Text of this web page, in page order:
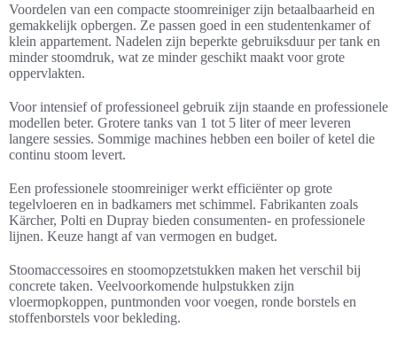
Voordelen van een compacte stoomreiniger zijn betaalbaarheid en
gemakkelijk opbergen. Ze passen goed in een studentenkamer of
klein appartement. Nadelen zijn beperkte gebruiksduur per tank en
minder stoomdruk, wat ze minder geschikt maakt voor grote
oppervlakten.
Voor intensief of professioneel gebruik zijn staande en professionele
modellen beter. Grotere tanks van 1 tot 5 liter of meer leveren
langere sessies. Sommige machines hebben een boiler of ketel die
continu stoom levert.
Een professionele stoomreiniger werkt efficiënter op grote
tegelvloeren en in badkamers met schimmel. Fabrikanten zoals
Kärcher, Polti en Dupray bieden consumenten- en professionele
lijnen. Keuze hangt af van vermogen en budget.
Stoomaccessoires en stoomopzetstukken maken het verschil bij
concrete taken. Veelvoorkomende hulpstukken zijn
vloermopkoppen, puntmonden voor voegen, ronde borstels en
stoffenborstels voor bekleding.